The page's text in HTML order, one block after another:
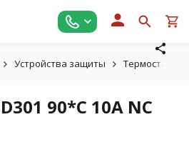
Устройства защиты Термостаты
90*C 10A NC